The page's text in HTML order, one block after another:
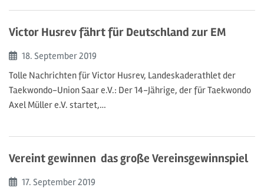
Victor Husrev fährt für Deutschland zur EM
Beginn:
18. September2019
Tolle Nachrichten für Victor Husrev, Landeskaderathlet der
Taekwondo-Union Saar e.V.: Der 14-Jährige, der für Taekwondo
Axel Müller e.V. startet,…
Vereint gewinnen  das große Vereinsgewinnspiel
Beginn:
17. September2019